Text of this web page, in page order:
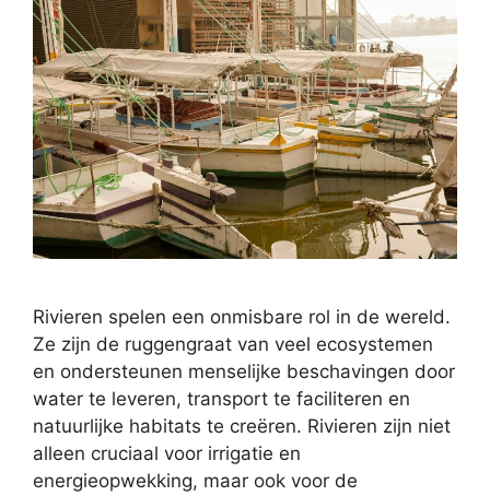
Rivieren spelen een onmisbare rol in de wereld.
Ze zijn de ruggengraat van veel ecosystemen
en ondersteunen menselijke beschavingen door
water te leveren, transport te faciliteren en
natuurlijke habitats te creëren. Rivieren zijn niet
alleen cruciaal voor irrigatie en
energieopwekking, maar ook voor de